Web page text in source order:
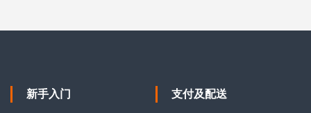
新手入门 支付及配送